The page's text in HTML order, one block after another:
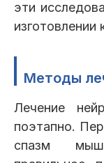
эти
изготовлении
Методы
Лечение
поэтапно.
спазм